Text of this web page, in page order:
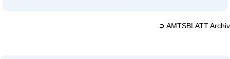
➲ AMTSBLATT Archiv